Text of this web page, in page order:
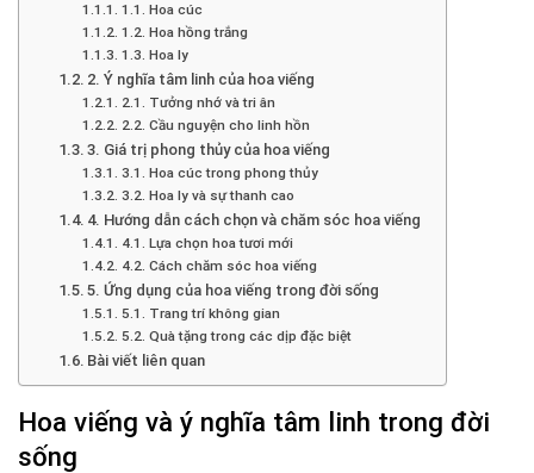
1.1. Hoa cúc
1.2. Hoa hồng trắng
1.3. Hoa ly
2. Ý nghĩa tâm linh của hoa viếng
2.1. Tưởng nhớ và tri ân
2.2. Cầu nguyện cho linh hồn
3. Giá trị phong thủy của hoa viếng
3.1. Hoa cúc trong phong thủy
3.2. Hoa ly và sự thanh cao
4. Hướng dẫn cách chọn và chăm sóc hoa viếng
4.1. Lựa chọn hoa tươi mới
4.2. Cách chăm sóc hoa viếng
5. Ứng dụng của hoa viếng trong đời sống
5.1. Trang trí không gian
5.2. Quà tặng trong các dịp đặc biệt
Bài viết liên quan
Hoa viếng và ý nghĩa tâm linh trong đời
sống